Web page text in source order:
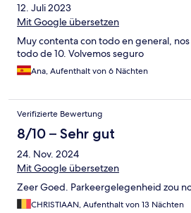
12. Juli 2023
Mit Google übersetzen
Muy contenta con todo en general, nos
todo de 10. Volvemos seguro
Ana, Aufenthalt von 6 Nächten
Verifizierte Bewertung
8/10 – Sehr gut
24. Nov. 2024
Mit Google übersetzen
Zeer Goed. Parkeergelegenheid zou
CHRISTIAAN, Aufenthalt von 13 Nächten